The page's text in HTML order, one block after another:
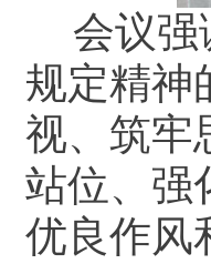
会议强
规定精神
视、筑牢
站位、强
优良作风